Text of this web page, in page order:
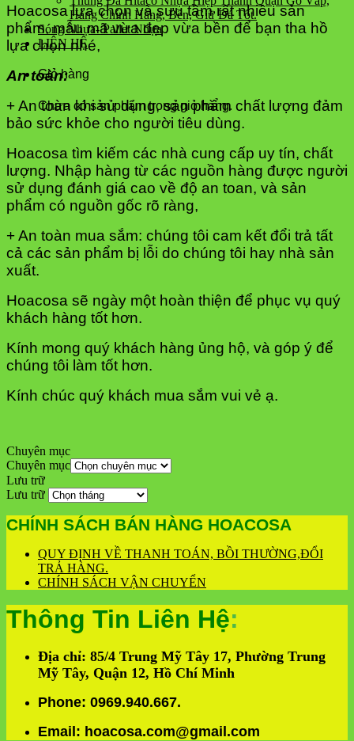
Hàng Chính Hãng, Bền, Giữ Đá Tốt.
Sóng Nhựa- Pallet Nhựa
LIÊN HỆ
Giỏ hàng
Chưa có sản phẩm trong giỏ hàng.
Hoacosa lựa chọn và sưu tầm rất nhiều sản
phẩm, mẫu mã vừa đẹp vừa bền để bạn tha hồ
lựa chọn nhé,
An toàn:
+ An toàn khi sử dụng, sản phẩm chất lượng đảm
bảo sức khỏe cho người tiêu dùng.
Hoacosa tìm kiếm các nhà cung cấp uy tín, chất
lượng. Nhập hàng từ các nguồn hàng được người
sử dụng đánh giá cao về độ an toan, và sản
phẩm có nguồn gốc rõ ràng,
+ An toàn mua sắm: chúng tôi cam kết đổi trả tất
cả các sản phẩm bị lỗi do chúng tôi hay nhà sản
xuất.
Hoacosa sẽ ngày một hoàn thiện để phục vụ quý
khách hàng tốt hơn.
Kính mong quý khách hàng ủng hộ, và góp ý để
chúng tôi làm tốt hơn.
Kính chúc quý khách mua sắm vui vẻ ạ.
Chuyên mục
Chuyên mục
Lưu trữ
Lưu trữ
CHÍNH SÁCH BÁN HÀNG HOACOSA
QUY ĐỊNH VỀ THANH TOÁN, BỒI THƯỜNG,ĐỔI
TRẢ HÀNG.
CHÍNH SÁCH VẬN CHUYỂN
Thông Tin Liên Hệ:
Địa chỉ: 85/4 Trung Mỹ Tây 17, Phường Trung
Mỹ Tây, Quận 12, Hồ Chí Minh
Phone: 0969.940.667.
Email: hoacosa.com@gmail.com